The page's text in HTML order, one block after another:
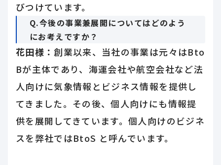
びつけています。
Q.今後の事業兼展開についてはどのよう
にお考えですか？
花田様：創業以来、当社の事業は元々はBto
Bが主体であり、海運会社や航空会社など法
人向けに気象情報とビジネス情報を提供し
てきました。その後、個人向けにも情報提
供を展開してきています。個人向けのビジネ
スを弊社ではBtoS と呼んでいます。